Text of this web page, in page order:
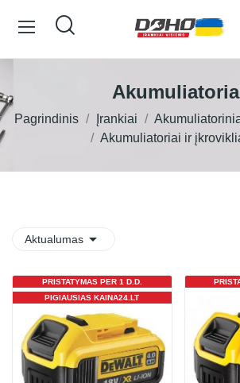
Pagrindinis Įrankiai
Akumuliatoriai ir
Aktualumas 
PIGIAUSIAS KAINA24.LT
PRISTATYMAS PER 1 D.D.